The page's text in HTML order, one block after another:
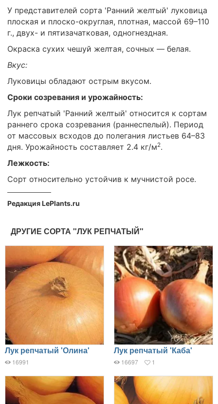
У представителей сорта 'Ранний желтый' луковица
плоская и плоско-округлая, плотная, массой 69–110
г., двух- и пятизачатковая, одногнездная.
Окраска сухих чешуй желтая, сочных — белая.
Вкус:
Луковицы обладают острым вкусом.
Сроки созревания и урожайность:
Лук репчатый 'Ранний желтый' относится к сортам
раннего срока созревания (раннеспелый). Период
от массовых всходов до полегания листьев 64–83
дня. Урожайность составляет 2.4 кг/м2.
Лежкость:
Сорт относительно устойчив к мучнистой росе.
Редакция LePlants.ru
ДРУГИЕ СОРТА "ЛУК РЕПЧАТЫЙ"
Лук репчатый 'Олина'
16991
Лук репчатый 'Каба'
16697 1